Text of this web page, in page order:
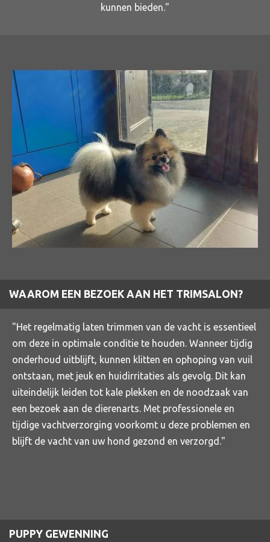
kunnen bieden."
WAAROM EEN BEZOEK AAN HET TRIMSALON?
"Het regelmatig laten trimmen van de vacht is essentieel
om deze in optimale conditie te houden. Wanneer tijdig
onderhoud uitblijft, kunnen klitten en ophoping van vuil
ontstaan, met jeuk en huidirritaties als gevolg. Dit kan
uiteindelijk leiden tot kale plekken en de noodzaak van
een bezoek aan de dierenarts. Met professionele en
tijdige vachtverzorging voorkomt u deze problemen en
blijft de vacht van uw hond gezond en verzorgd."
PUPPY GEWENNING